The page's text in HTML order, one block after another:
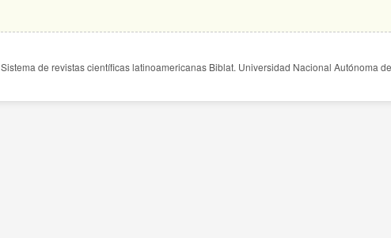
Sistema de revistas científicas latinoamericanas Biblat. Universidad Nacional Autónoma